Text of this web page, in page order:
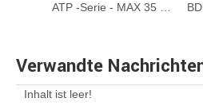
ATP -Serie - MAX 35 Etagen automatisierter Turmparksystem
Verwandte
Inhalt ist leer!